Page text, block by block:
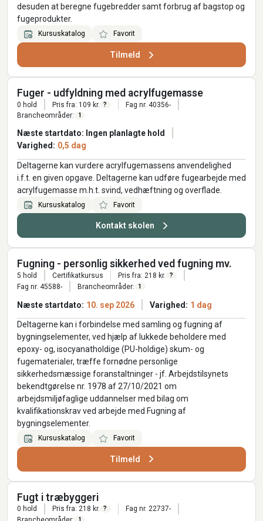
desuden at beregne fugebredder samt forbrug af bagstop og
fugeprodukter.
Kursuskatalog Favorit
Tilmeld
Fuger - udfyldning med acrylfugemasse
0 hold Pris fra: 109 kr. ?
Fag nr. 40356-
Brancheområder:
1
Næste startdato: Ingen planlagte hold
Varighed: 0,5 dag
Deltagerne kan vurdere acrylfugemassens anvendelighed
i.f.t. en given opgave. Deltagerne kan udføre fugearbejde med
acrylfugemasse m.h.t. svind, vedhæftning og overflade.
Kursuskatalog Favorit
Kontakt skolen
Fugning - personlig sikkerhed ved fugning mv.
5 hold Certifikatkursus Pris fra: 218 kr. ?
Fag nr. 45588- Brancheområder: 1
Næste startdato: 10. sep 2026 Varighed: 1 dag
Deltagerne kan i forbindelse med samling og fugning af
bygningselementer, ved hjælp af lukkede beholdere med
epoxy- og, isocyanatholdige (PU-holdige) skum- og
fugematerialer, træffe fornødne personlige
sikkerhedsmæssige foranstaltninger - jf. Arbejdstilsynets
bekendtgørelse nr. 1978 af 27/10/2021 om
arbejdsmiljøfaglige uddannelser med bilag om
kvalifikationskrav ved arbejde med Fugning af
bygningselementer.
Kursuskatalog Favorit
Tilmeld
Fugt i træbyggeri
0 hold Pris fra: 218 kr. ?
Fag nr. 22737-
1